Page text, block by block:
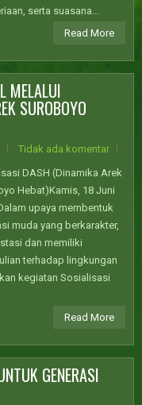
serta suasana...
Read More
MELALUI
SUROBOYO
Tidak ada komentar
DASH (Dinamika Arek
Hebat)Kamis, 18 Juni
upaya membentuk
muda yang berkarakter,
dan memiliki
terhadap lingkungan
kegiatan Sosialisasi
Read More
GENERASI